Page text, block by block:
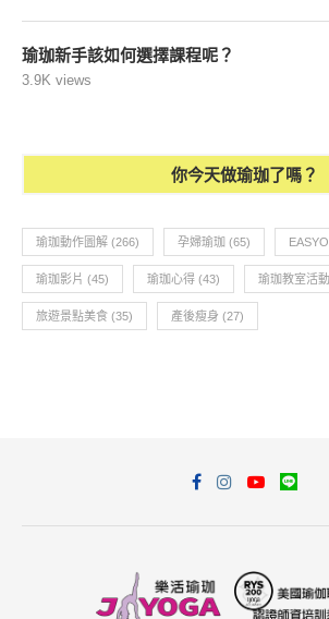
瑜珈新手該如何選擇課程呢？
3.9K views
你今天做瑜珈了嗎？
瑜珈動作圖解 (266) 孕婦瑜珈 (65)
瑜珈影片 (45) 瑜珈心得 (43) 瑜珈教室活動
旅遊景點美食 (35) 產後瘦身 (27)